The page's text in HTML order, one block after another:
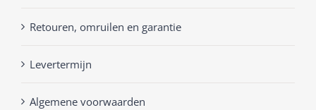
Retouren, omruilen en garantie
Levertermijn
Algemene voorwaarden